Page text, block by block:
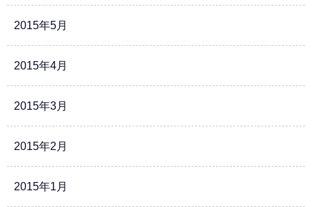
2015年5月
2015年4月
2015年3月
2015年2月
2015年1月